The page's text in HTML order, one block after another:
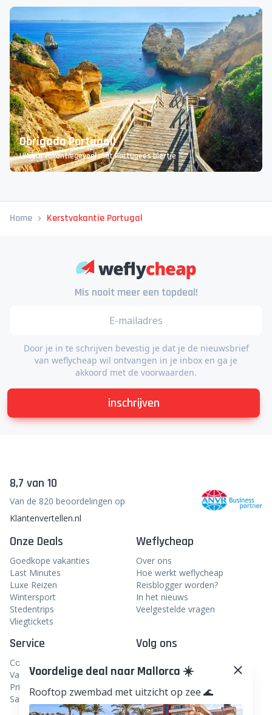
Roadtrip door zuid-Portugal
De hoogtepunten van onze reis
Obrigada Portugal!
Ultiem vakantiegevoel mét Portugees biertje
Mis nooit meer een topdeal!
van weflycheap wil ontvangen in je inbox en ga je
8,7 van 10
Van de 820 beoordelingen op
Klantenvertellen.nl
Onze Deals
Goedkope vakanties
Last Minutes
Luxe Reizen
Hoe werkt weflycheap
Reisblogger worden?
Voordelige deal naar Mallorca ☀️
Rooftop zwembad met uitzicht op zee 🌊